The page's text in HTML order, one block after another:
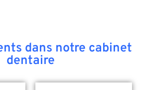
dans notre cabinet
dentaire